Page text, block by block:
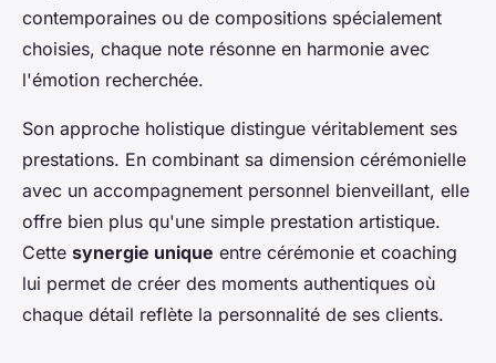
contemporaines ou de compositions spécialement
choisies, chaque note résonne en harmonie avec
l'émotion recherchée.
Son approche holistique distingue véritablement ses
prestations. En combinant sa dimension cérémonielle
avec un accompagnement personnel bienveillant, elle
offre bien plus qu'une simple prestation artistique.
Cette synergie unique entre cérémonie et coaching
lui permet de créer des moments authentiques où
chaque détail reflète la personnalité de ses clients.